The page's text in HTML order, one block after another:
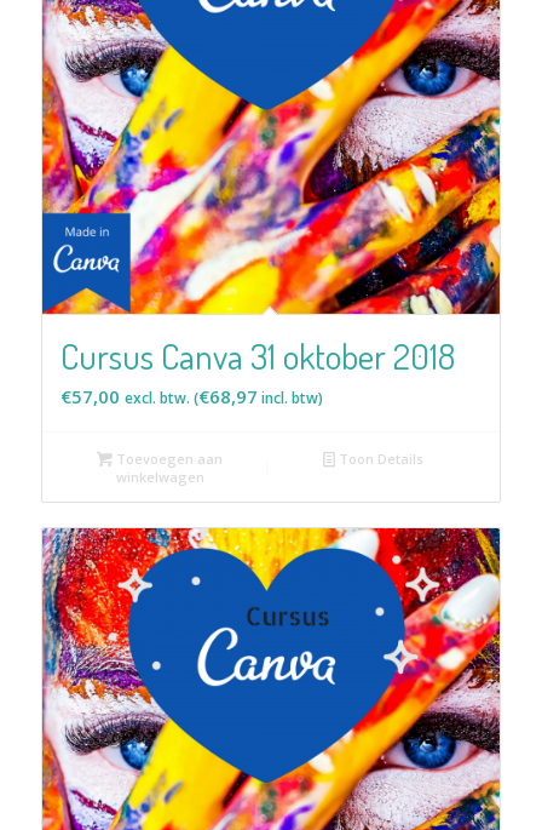
Cursus Canva 31 oktober 2018
€57,00 excl. btw. (€68,97 incl. btw)
Toevoegen aan
winkelwagen
Toon Details